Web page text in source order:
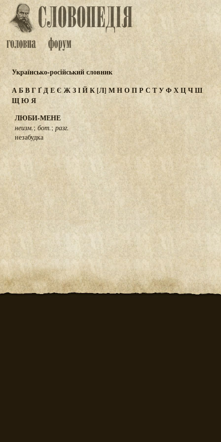
Українсько-російський словник
АБВГҐДЕЄ ЖЗІЙК [Л] МНОПР С ТУФХЦЧШ
ЩЮ Я
ЛЮБИ-МЕНЕ
неизм.; бот.; разг.
незабудка